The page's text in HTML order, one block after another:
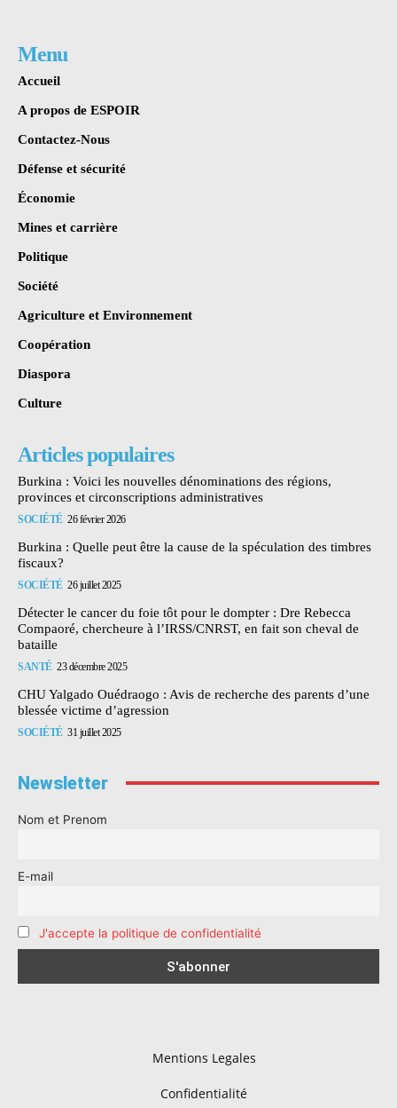
Menu
Accueil
A propos de ESPOIR
Contactez-Nous
Défense et sécurité
Économie
Mines et carrière
Politique
Société
Agriculture et Environnement
Coopération
Diaspora
Culture
Articles populaires
Burkina : Voici les nouvelles dénominations des régions,
provinces et circonscriptions administratives
SOCIÉTÉ 26 février 2026
Burkina : Quelle peut être la cause de la spéculation des timbres
fiscaux?
SOCIÉTÉ 26 juillet 2025
Détecter le cancer du foie tôt pour le dompter : Dre Rebecca
Compaoré, chercheure à l’IRSS/CNRST, en fait son cheval de
bataille
SANTÉ 23 décembre 2025
CHU Yalgado Ouédraogo : Avis de recherche des parents d’une
blessée victime d’agression
SOCIÉTÉ 31 juillet 2025
Newsletter
Nom et Prenom
E-mail
J'accepte la politique de confidentialité
Mentions Legales
Confidentialité